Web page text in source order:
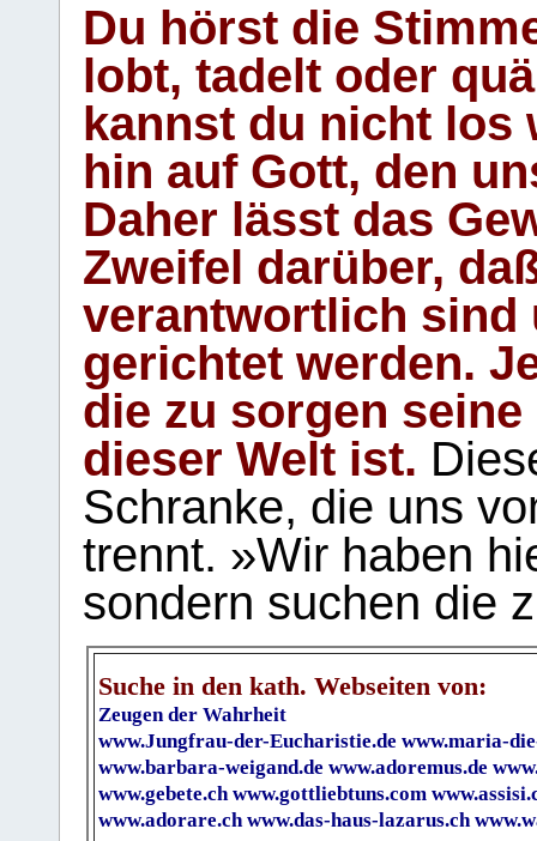
Du hörst die
lobt, tadelt oder
kannst du nicht los
hin auf Gott, den
Daher lässt das
Zweifel darüber,
verantwortlich sind
gerichtet werden.
die zu sorgen
dieser Welt ist.
Schranke, die uns
trennt. »Wir haben
sondern suchen die
Suche in den kath. Webseiten von:
Zeugen der Wahrheit
www.Jungfrau-der-Eucharistie.de www.maria-
www.barbara-weigand.de www.adoremus.de
www.gebete.ch www.gottliebtuns.com
www.adorare.ch www.das-haus-lazarus.ch